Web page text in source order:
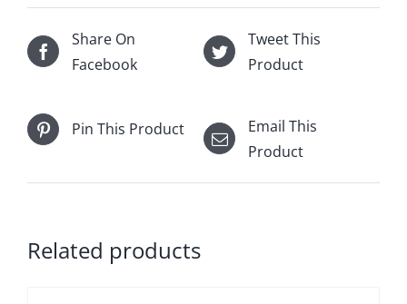
Share On
Facebook
Tweet This
Product
Pin This Product
Email This
Product
Related products